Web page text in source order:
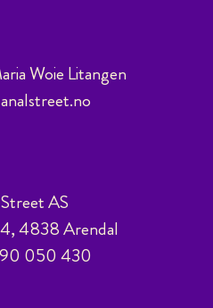
Woie Litangen
AS
4838 Arendal
050 430